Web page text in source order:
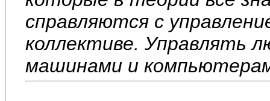
справляются с
коллективе. Управлять
машинами и